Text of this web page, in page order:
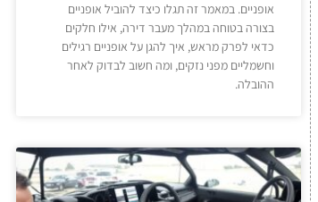
אופניים. במאמר זה תגלו כיצד להוביל אופניים
בצורה בטוחה במהלך מעבר דירה, אילו חלקים
כדאי לפרק מראש, איך להגן על אופניים רגילים
וחשמליים מפני נזקים, ומה חשוב לבדוק לאחר
ההובלה.